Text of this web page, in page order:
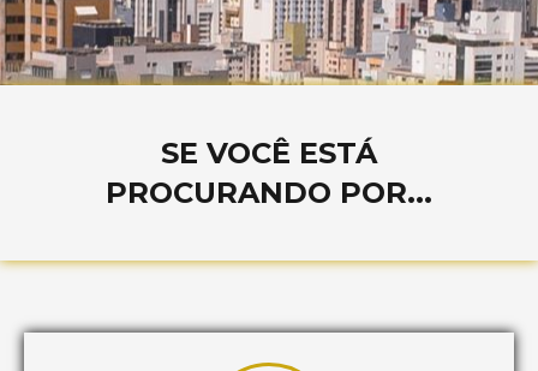
SE VOCÊ ESTÁ
PROCURANDO POR...